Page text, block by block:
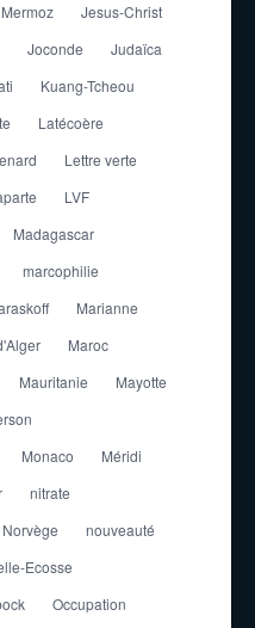
Jesus-Christ
Joconde
Judaïca
Kuang-Tcheou
Latécoère
Lettre verte
LVF
Madagascar
marcophilie
Marianne
Maroc
Mauritanie
Mayotte
Monaco
Méridi
nitrate
Norvège
nouveauté
Ecosse
Occupation